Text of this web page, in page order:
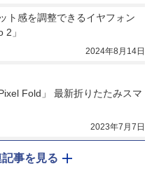
ト感を調整できるイヤフォン
2」
2024年8月14日
Fold」 最新折りたたみスマ
2023年7月7日
事を見る